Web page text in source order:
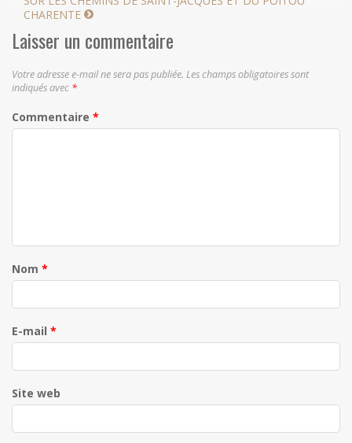
CHARENTE
Laisser un commentaire
Votre adresse e-mail ne sera pas publiée. Les champs obligatoires sont
indiqués avec *
Commentaire *
Nom *
E-mail *
Site web